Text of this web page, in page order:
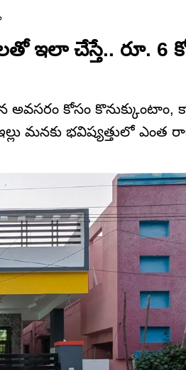
ఇలా చేస్తే.. రూ. 6
కోసం కొనుక్కుంటాం,
మనకు భవిష్యత్తులో ఎంత